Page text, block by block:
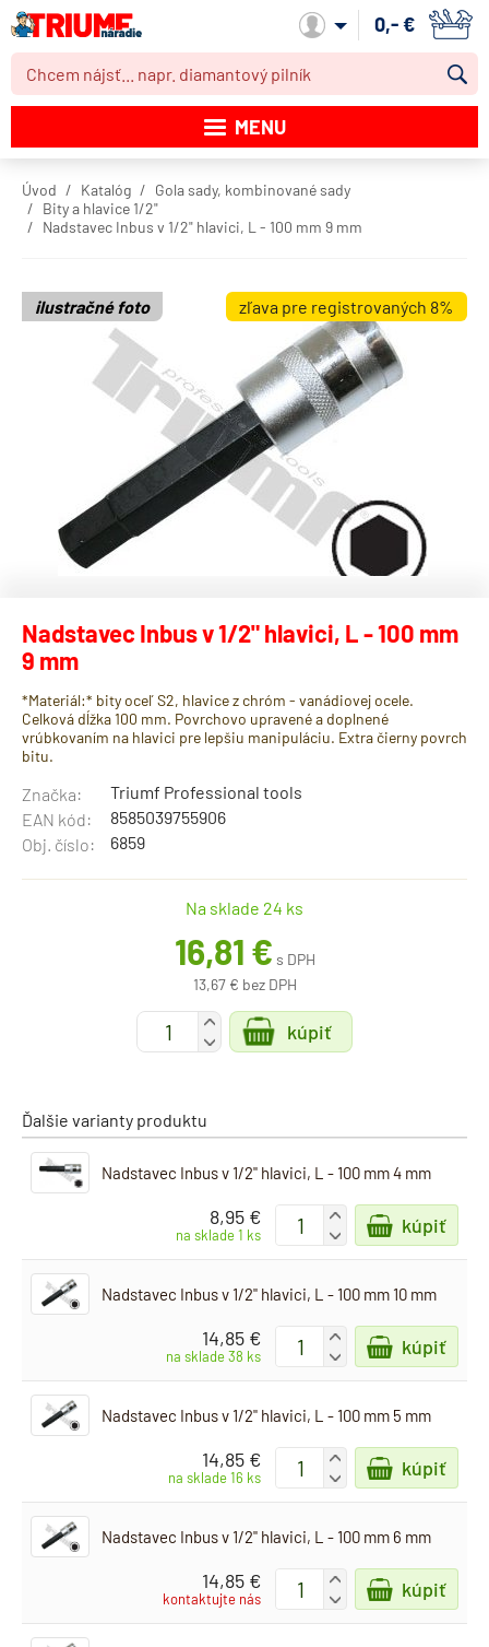
Môj účet
0,- €
MENU
Akcie
Výpredaj
Obchodné podmienky
Dodacie podmienky
Kontakt
Úvod Katalóg
Gola sady, kombinované sady
Bity a hlavice 1/2"
Nadstavec Inbus v 1/2" hlavici, L - 100 mm 9 mm
zľava pre registrovaných 8%
ilustračné foto
Nadstavec Inbus v 1/2" hlavici, L - 100 mm
9 mm
*Materiál:* bity oceľ S2, hlavice z chróm - vanádiovej ocele.
Celková dĺžka 100 mm. Povrchovo upravené a doplnené
vrúbkovaním na hlavici pre lepšiu manipuláciu. Extra čierny povrch
bitu.
Značka:
Triumf Professional tools
EAN kód:
8585039755906
Obj. číslo:
6859
Na sklade 24 ks
16,81 € s DPH
13,67 € bez DPH
+
-
kúpiť
Ďalšie varianty produktu
Nadstavec Inbus v 1/2" hlavici, L - 100 mm 4 mm
8,95 €
na sklade 1 ks
+
-
kúpiť
Nadstavec Inbus v 1/2" hlavici, L - 100 mm 10 mm
14,85 €
na sklade 38 ks
+
-
kúpiť
Nadstavec Inbus v 1/2" hlavici, L - 100 mm 5 mm
14,85 €
na sklade 16 ks
+
-
kúpiť
Nadstavec Inbus v 1/2" hlavici, L - 100 mm 6 mm
14,85 €
kontaktujte nás
+
-
kúpiť